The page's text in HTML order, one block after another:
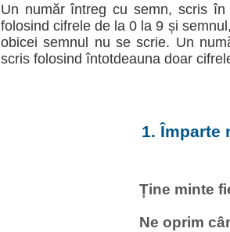
Un număr întreg cu semn, scris
folosind cifrele de la 0 la 9 și
obicei semnul nu se scrie. Un
scris folosind întotdeauna doar
1. Împarte
Ține minte
Ne oprim